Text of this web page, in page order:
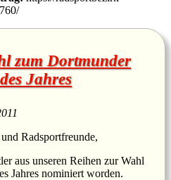
zum Dortmunder
Jahres
Radsportfreunde,
aus unseren Reihen zur Wahl
Jahres nominiert worden.